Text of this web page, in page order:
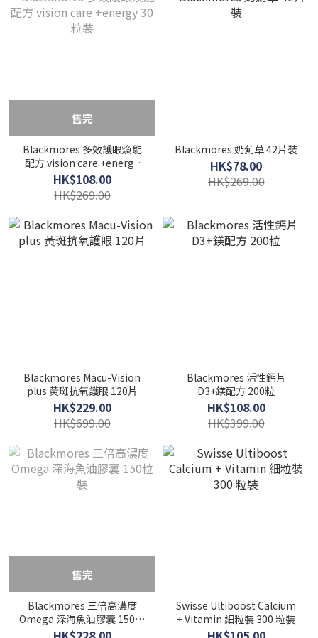
售完
Blackmores 多效護眼煥能
配方 vision care +energy
30粒裝
HK$108.00
HK$269.00
Blackmores 奶薊草 42片裝
HK$78.00
HK$269.00
Blackmores Macu-Vision
plus 黃斑抗氧護眼 120片
HK$229.00
HK$699.00
Blackmores 活性鈣片
D3+鎂配方 200粒
HK$108.00
HK$399.00
售完
Blackmores 三倍高濃度
Omega 深海魚油膠囊 150粒
裝
Swisse Ultiboost Calcium
+ Vitamin 細粒裝 300 粒裝